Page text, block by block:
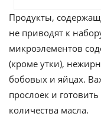
Продукты,
не приводят к
микроэлементов
(кроме утки),
бобовых и яйцах.
прослоек и
количества масла.